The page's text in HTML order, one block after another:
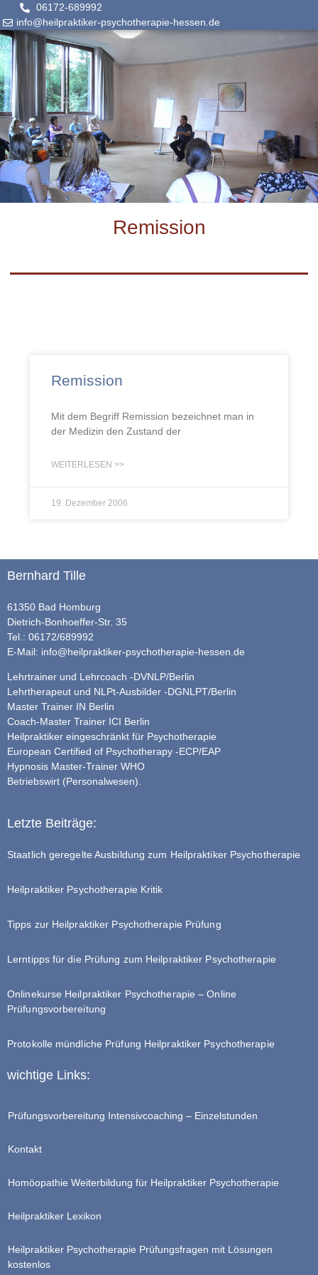
06172-689992
info@heilpraktiker-psychotherapie-hessen.de
Remission
Remission
Mit dem Begriff Remission bezeichnet man in
der Medizin den Zustand der
WEITERLESEN >>
19. Dezember 2006
Bernhard Tille
61350 Bad Homburg
Dietrich-Bonhoeffer-Str. 35
Tel.: 06172/689992
E-Mail: info@heilpraktiker-psychotherapie-hessen.de
Lehrtrainer und Lehrcoach -DVNLP/Berlin
Lehrtherapeut und NLPt-Ausbilder -DGNLPT/Berlin
Master Trainer IN Berlin
Coach-Master Trainer ICI Berlin
Heilpraktiker eingeschränkt für Psychotherapie
European Certified of Psychotherapy -ECP/EAP
Hypnosis Master-Trainer WHO
Betriebswirt (Personalwesen).
Letzte Beiträge:
Staatlich geregelte Ausbildung zum Heilpraktiker Psychotherapie
Heilpraktiker Psychotherapie Kritik
Tipps zur Heilpraktiker Psychotherapie Prüfung
Lerntipps für die Prüfung zum Heilpraktiker Psychotherapie
Onlinekurse Heilpraktiker Psychotherapie – Online
Prüfungsvorbereitung
Protokolle mündliche Prüfung Heilpraktiker Psychotherapie
wichtige Links:
Prüfungsvorbereitung Intensivcoaching – Einzelstunden
Kontakt
Homöopathie Weiterbildung für Heilpraktiker Psychotherapie
Heilpraktiker Lexikon
Heilpraktiker Psychotherapie Prüfungsfragen mit Lösungen
kostenlos